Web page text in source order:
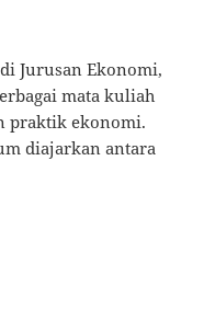
Jurusan Ekonomi,
mata kuliah
praktik ekonomi.
diajarkan antara